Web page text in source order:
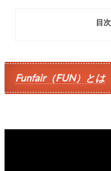
目次
Funfair（FUN）とは